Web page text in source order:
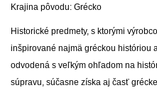
Krajina pôvodu: Grécko
Historické predmety, s ktorými
inšpirované najmä gréckou históriou
odvodená s veľkým ohľadom na
súpravu, súčasne získa aj časť